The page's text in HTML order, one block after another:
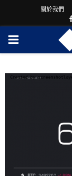
關於我們
PRIMARY